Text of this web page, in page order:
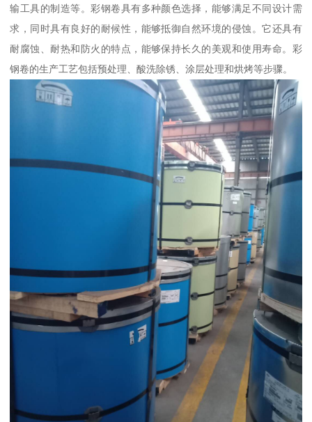
输工具的制造等。彩钢卷具有多种颜色选择，能够满足不同设计需
求，同时具有良好的耐候性，能够抵御自然环境的侵蚀。它还具有
耐腐蚀、耐热和防火的特点，能够保持长久的美观和使用寿命。彩
钢卷的生产工艺包括预处理、酸洗除锈、涂层处理和烘烤等步骤。